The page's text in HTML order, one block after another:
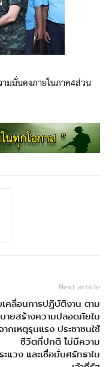
มมั่นคงภายในภาค4ส่วน
Next article
คลื่อนการปฏิบัติงาน ตาม
ายสร้างความปลอดภัยใน
กเหตุรุนแรง ประชาชนใช้
ชีวิตที่ปกติ ไม่มีความ
ะแวง และเชื่อมั่นศรัทธาใน